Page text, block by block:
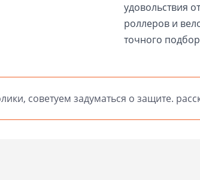
удовольствия
роллеров и
точного
советуем задуматься о защите.